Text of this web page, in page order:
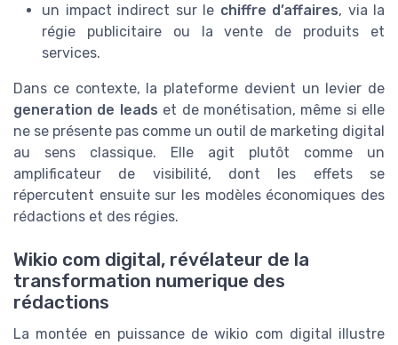
un impact indirect sur le chiffre d’affaires, via la
régie publicitaire ou la vente de produits et
services.
Dans ce contexte, la plateforme devient un levier de
generation de leads et de monétisation, même si elle
ne se présente pas comme un outil de marketing digital
au sens classique. Elle agit plutôt comme un
amplificateur de visibilité, dont les effets se
répercutent ensuite sur les modèles économiques des
rédactions et des régies.
Wikio com digital, révélateur de la
transformation numerique des
rédactions
La montée en puissance de wikio com digital illustre